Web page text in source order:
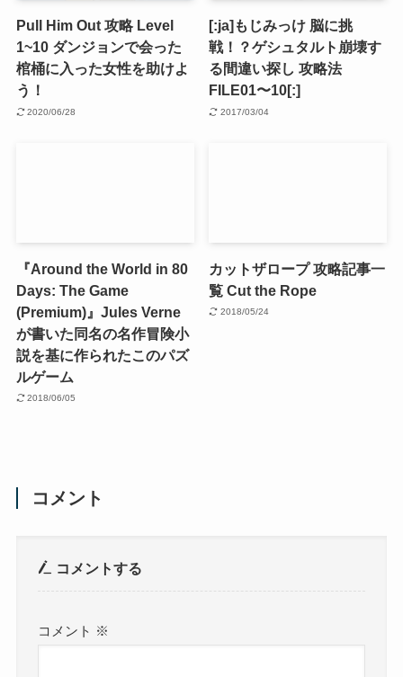
Pull Him Out 攻略 Level
1~10 ダンジョンで会った
棺桶に入った女性を助けよ
う！
2020/06/28
[:ja]もじみっけ 脳に挑
戦！？ゲシュタルト崩壊す
る間違い探し 攻略法
FILE01〜10[:]
2017/03/04
『Around the World in 80
Days: The Game
(Premium)』Jules Verne
が書いた同名の名作冒険小
説を基に作られたこのパズ
ルゲーム
2018/06/05
カットザロープ 攻略記事一
覧 Cut the Rope
2018/05/24
コメント
コメントする
コメント ※